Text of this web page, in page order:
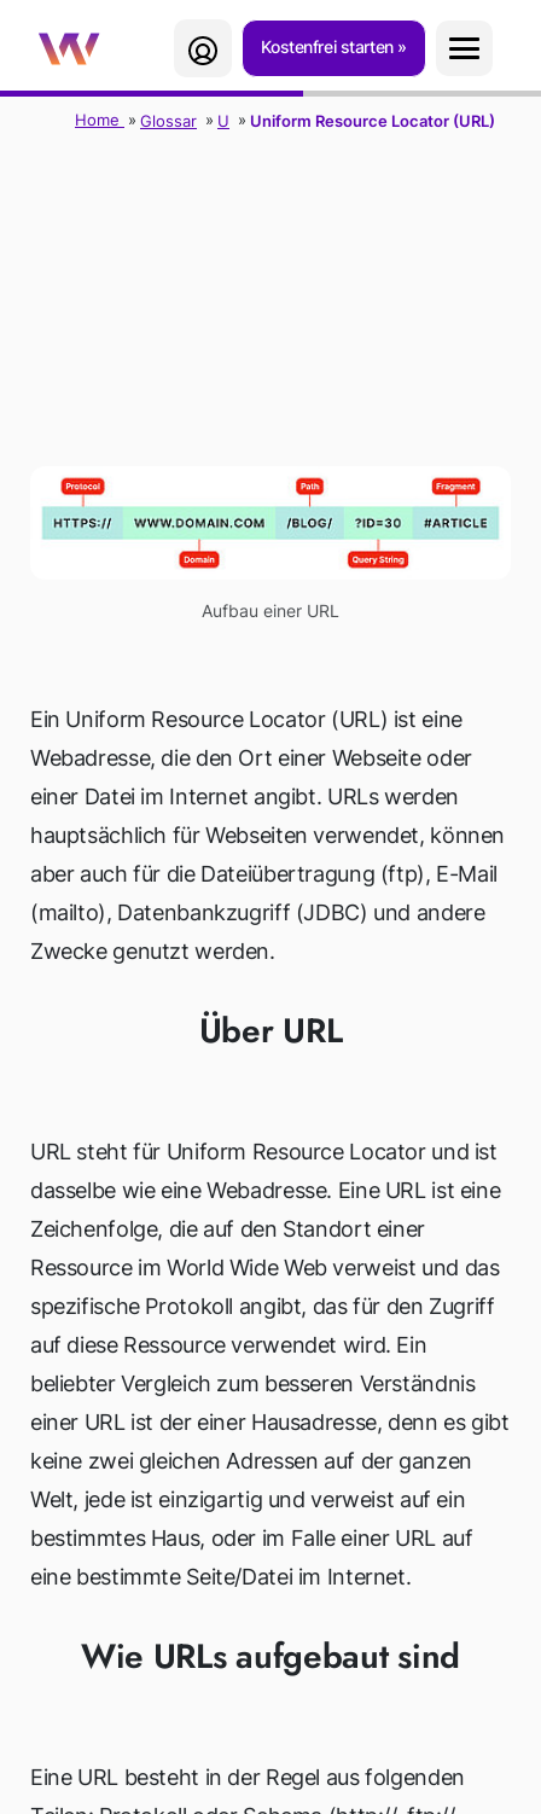
Kostenfrei starten
Home Glossar U Uniform Resource Locator (URL)
Aufbau einer URL
Ein Uniform Resource Locator (URL) ist eine
Webadresse, die den Ort einer Webseite oder
einer Datei im Internet angibt. URLs werden
hauptsächlich für Webseiten verwendet, können
aber auch für die Dateiübertragung (ftp), E-Mail
(mailto), Datenbankzugriff (JDBC) und andere
Zwecke genutzt werden.
Über URL
URL steht für Uniform Resource Locator und ist
dasselbe wie eine Webadresse. Eine URL ist eine
Zeichenfolge, die auf den Standort einer
Ressource im World Wide Web verweist und das
spezifische Protokoll angibt, das für den Zugriff
auf diese Ressource verwendet wird. Ein
beliebter Vergleich zum besseren Verständnis
einer URL ist der einer Hausadresse, denn es gibt
keine zwei gleichen Adressen auf der ganzen
Welt, jede ist einzigartig und verweist auf ein
bestimmtes Haus, oder im Falle einer URL auf
eine bestimmte Seite/Datei im Internet.
Wie URLs aufgebaut sind
Eine URL besteht in der Regel aus folgenden